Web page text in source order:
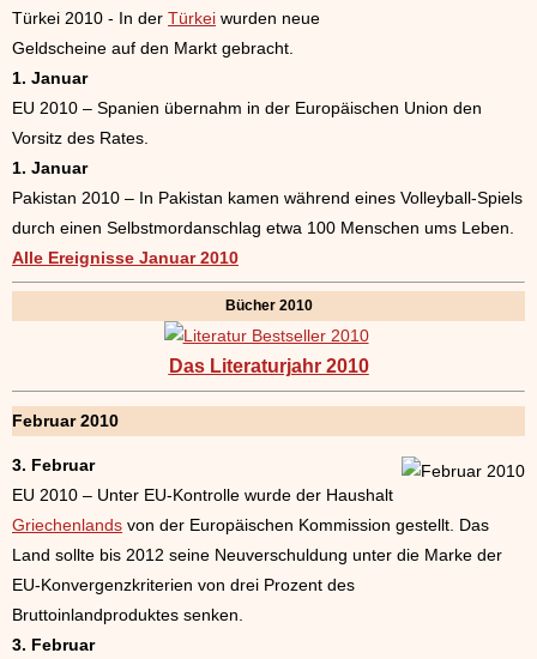
Türkei 2010 - In der Türkei wurden neue
Geldscheine auf den Markt gebracht.
1. Januar
EU 2010 – Spanien übernahm in der Europäischen Union den
Vorsitz des Rates.
1. Januar
Pakistan 2010 – In Pakistan kamen während eines Volleyball-Spiels
durch einen Selbstmordanschlag etwa 100 Menschen ums Leben.
Alle Ereignisse Januar 2010
Bücher 2010
Das Literaturjahr 2010
Februar 2010
3. Februar
EU 2010 – Unter EU-Kontrolle wurde der Haushalt
Griechenlands von der Europäischen Kommission gestellt. Das
Land sollte bis 2012 seine Neuverschuldung unter die Marke der
EU-Konvergenzkriterien von drei Prozent des
Bruttoinlandproduktes senken.
3. Februar